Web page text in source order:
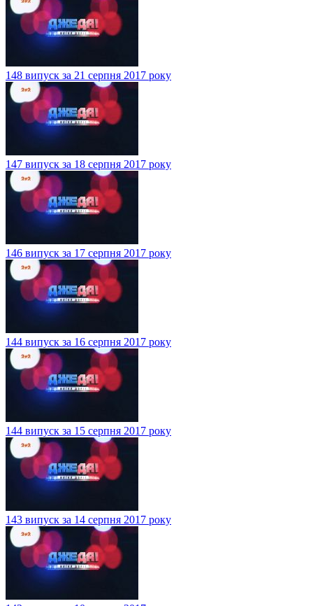
148 випуск за 21 серпня 2017 року
147 випуск за 18 серпня 2017 року
146 випуск за 17 серпня 2017 року
144 випуск за 16 серпня 2017 року
144 випуск за 15 серпня 2017 року
143 випуск за 14 серпня 2017 року